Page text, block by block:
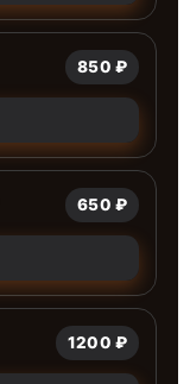
850 ₽
650 ₽
1200 ₽